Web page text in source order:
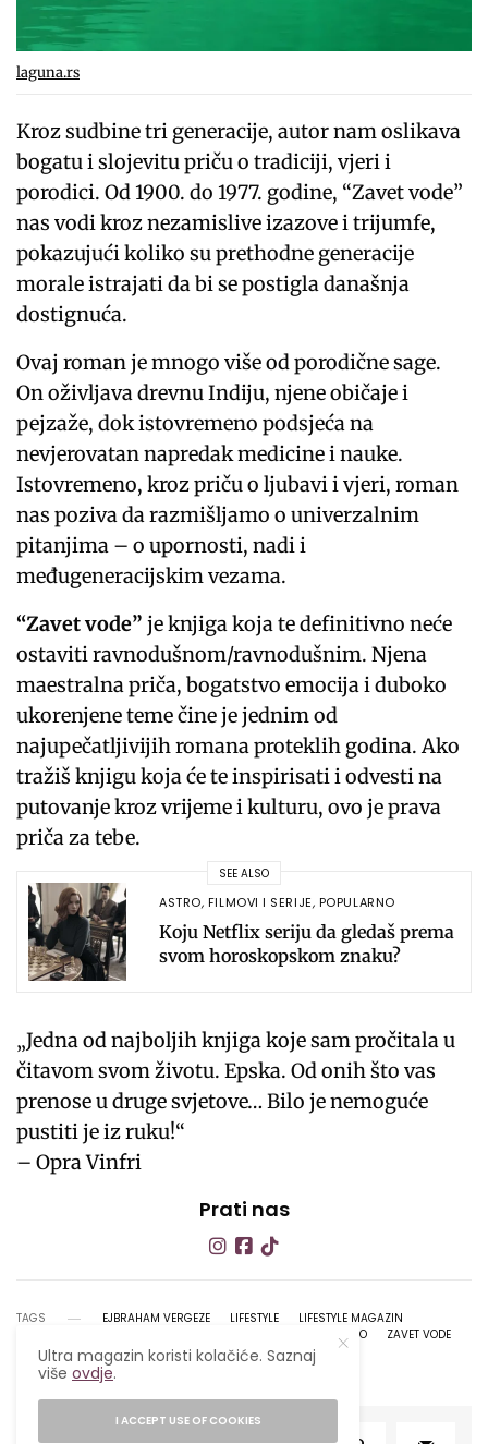
laguna.rs
Kroz sudbine tri generacije, autor nam oslikava
bogatu i slojevitu priču o tradiciji, vjeri i
porodici. Od 1900. do 1977. godine, “Zavet vode”
nas vodi kroz nezamislive izazove i trijumfe,
pokazujući koliko su prethodne generacije
morale istrajati da bi se postigla današnja
dostignuća.
Ovaj roman je mnogo više od porodične sage.
On oživljava drevnu Indiju, njene običaje i
pejzaže, dok istovremeno podsjeća na
nevjerovatan napredak medicine i nauke.
Istovremeno, kroz priču o ljubavi i vjeri, roman
nas poziva da razmišljamo o univerzalnim
pitanjima – o upornosti, nadi i
međugeneracijskim vezama.
“Zavet vode” je knjiga koja te definitivno neće
ostaviti ravnodušnom/ravnodušnim. Njena
maestralna priča, bogatstvo emocija i duboko
ukorenjene teme čine je jednim od
najupečatljivijih romana proteklih godina. Ako
tražiš knjigu koja će te inspirisati i odvesti na
putovanje kroz vrijeme i kulturu, ovo je prava
priča za tebe.
SEE ALSO
ASTRO, FILMOVI I SERIJE, POPULARNO
Koju Netflix seriju da gledaš prema
svom horoskopskom znaku?
„Jedna od najboljih knjiga koje sam pročitala u
čitavom svom životu. Epska. Od onih što vas
prenose u druge svjetove… Bilo je nemoguće
pustiti je iz ruku!“
– Opra Vinfri
Prati nas
TAGS EJBRAHAM VERGEZE LIFESTYLE
LIFESTYLE MAGAZIN
ULTRA POPULARNO ZAVET VODE
Ultra magazin koristi kolačiće. Saznaj
višeovdje.
I ACCEPT USE OF COOKIES